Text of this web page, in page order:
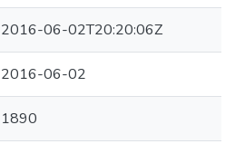
2016-06-02T20:20:06Z
2016-06-02
1890